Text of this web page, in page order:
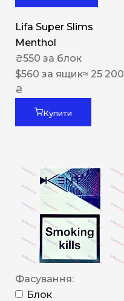
Lifa Super Slims
Menthol
₴550 за блок
$560 за ящик≈ 25 200
₴
Купити
Фасування:
Блок